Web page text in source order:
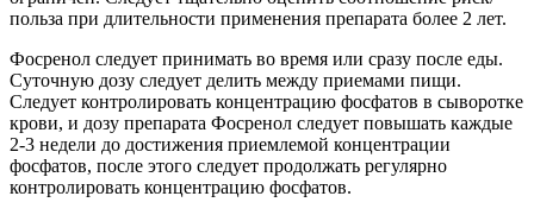
польза при длительности применения препарата более 2 лет.
Фосренол следует принимать во время или сразу после еды.
Суточную дозу следует делить между приемами пищи.
Следует контролировать концентрацию фосфатов в сыворотке
крови, и дозу препарата Фосренол следует повышать каждые
2-3 недели до достижения приемлемой концентрации
фосфатов, после этого следует продолжать регулярно
контролировать концентрацию фосфатов.